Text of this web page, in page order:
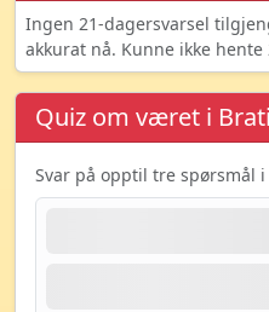
Ingen 21-dagersvarsel
akkurat nå. Kunne ikke
Quiz om været i
Svar på opptil tre spørsmål i